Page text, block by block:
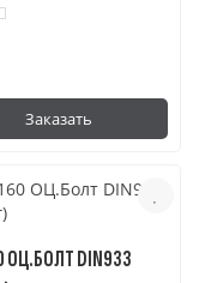
Заказать
ОЦ.БОЛТ DIN933